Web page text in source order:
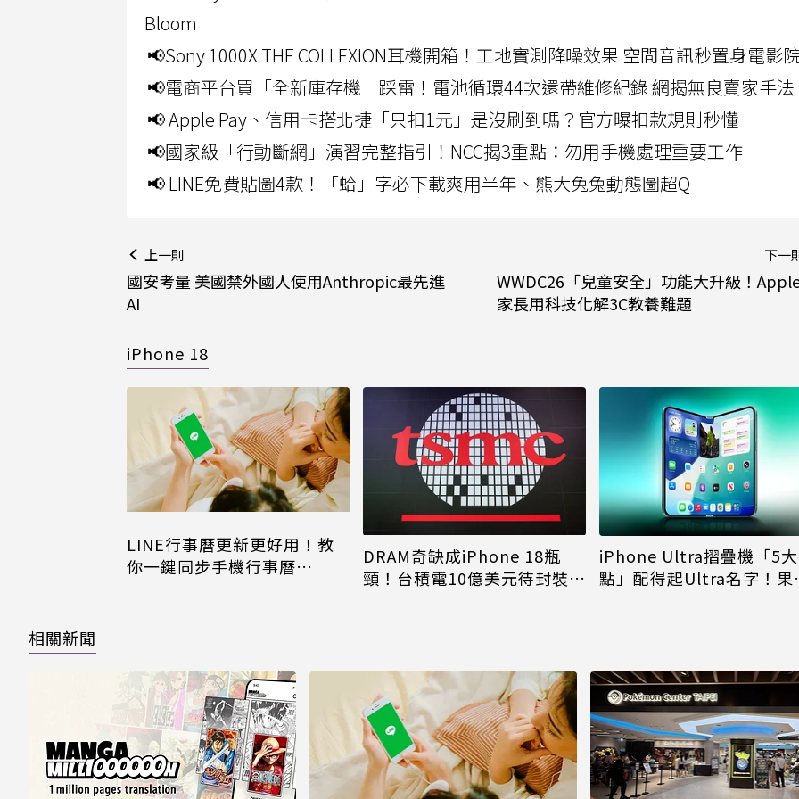
Bloom
📢Sony 1000X THE COLLEXION耳機開箱！工地實測降噪效果 空間音訊秒置身電影
📢電商平台買「全新庫存機」踩雷！電池循環44次還帶維修紀錄 網揭無良賣家手法
📢 Apple Pay、信用卡搭北捷「只扣1元」是沒刷到嗎？官方曝扣款規則秒懂
📢國家級「行動斷網」演習完整指引！NCC揭3重點：勿用手機處理重要工作
📢 LINE免費貼圖4款！「蛤」字必下載爽用半年、熊大兔兔動態圖超Q
上一則
國安考量 美國禁外國人使用Anthropic最先進
AI
下一
WWDC26「兒童安全」功能大升級！
家長用科技化解3C教養難題
iPhone 18
LINE行事曆更新更好用！教
你一鍵同步手機行事曆
DRAM奇缺成iPhone 18瓶
頸！台積電10億美元待封裝晶
iPhone Ultra摺疊機「5
點」配得起Ultra名字！果
相關新聞